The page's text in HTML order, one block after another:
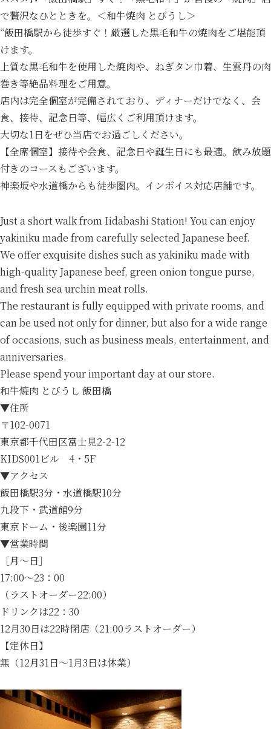
で贅沢なひとときを。＜和牛焼肉 とびうし＞
“飯田橋駅から徒歩すぐ！厳選した黒毛和牛の焼肉をご堪能頂
けます。
上質な黒毛和牛を使用した焼肉や、ねぎタン巾着、生雲丹の肉
巻き等絶品料理をご用意。
店内は完全個室が完備されており、ディナーだけでなく、会
食、接待、記念日等、幅広くご利用頂けます。
大切な1日をぜひ当店でお過ごしください。
【全席個室】接待や会食、記念日や誕生日にも最適。飲み放題
付きのコースもございます。
神楽坂や水道橋からも徒歩圏内。インボイス対応店舗です。
Just a short walk from Iidabashi Station! You can enjoy
yakiniku made from carefully selected Japanese beef.
We offer exquisite dishes such as yakiniku made with
high-quality Japanese beef, green onion tongue purse,
and fresh sea urchin meat rolls.
The restaurant is fully equipped with private rooms, and
can be used not only for dinner, but also for a wide range
of occasions, such as business meals, entertainment, and
anniversaries.
Please spend your important day at our store.
和牛焼肉 とびうし 飯田橋
▼住所
〒102-0071
東京都千代田区富士見2-2-12
KIDS001ビル 4・5F
▼アクセス
飯田橋駅3分・水道橋駅10分
九段下・武道館9分
東京ドーム・後楽園11分
▼営業時間
［月～日］
17:00～23：00
（ラストオーダー22:00）
ドリンクは22：30
12月30日は22時閉店（21:00ラストオーダー）
【定休日】
無（12月31日～1月3日は休業）